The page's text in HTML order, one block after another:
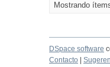
Mostrando
DSpace software
Contacto